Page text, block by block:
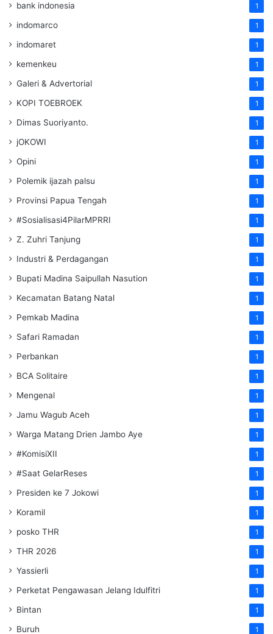
bank indonesia 1
indomarco 1
indomaret 1
kemenkeu 1
Galeri & Advertorial 1
KOPI TOEBROEK 1
Dimas Suoriyanto. 1
jOKOWI 1
Opini 1
Polemik ijazah palsu 1
Provinsi Papua Tengah 1
#Sosialisasi4PilarMPRRI 1
Z. Zuhri Tanjung 1
Industri & Perdagangan 1
Bupati Madina Saipullah Nasution 1
Kecamatan Batang Natal 1
Pemkab Madina 1
Safari Ramadan 1
Perbankan 1
BCA Solitaire 1
Mengenal 1
Jamu Wagub Aceh 1
Warga Matang Drien Jambo Aye 1
#KomisiXII 1
#Saat GelarReses 1
Presiden ke 7 Jokowi 1
Koramil 1
posko THR 1
THR 2026 1
Yassierli 1
Perketat Pengawasan Jelang Idulfitri 1
Bintan 1
Buruh 1